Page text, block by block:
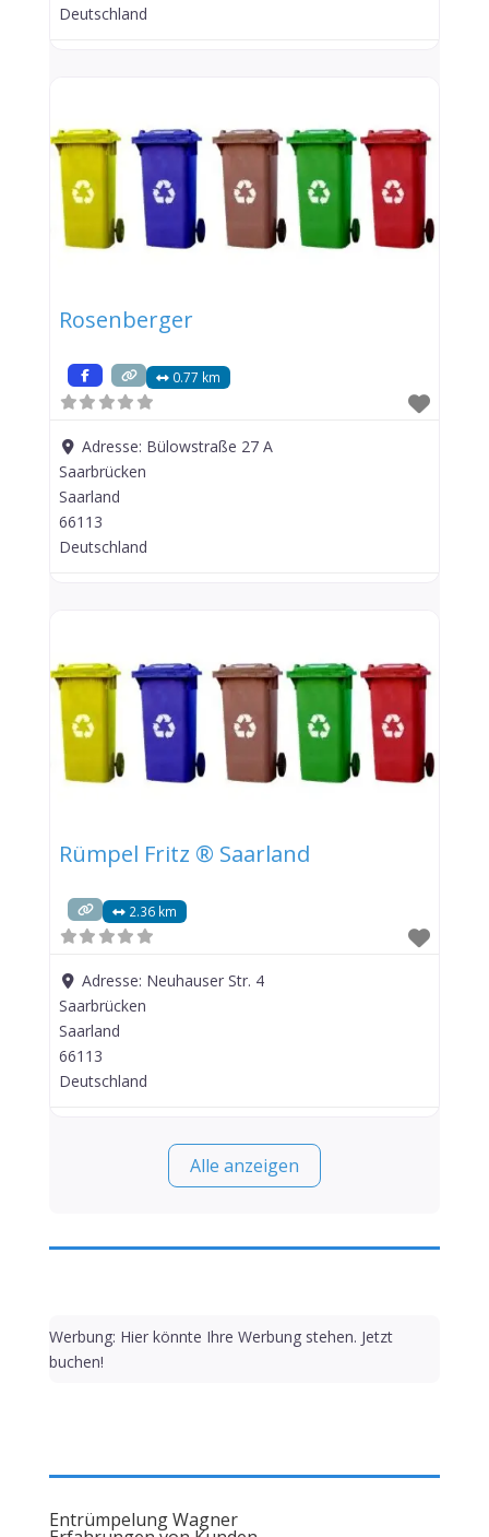
Deutschland
Rosenberger
0.77 km
Adresse: Bülowstraße 27 A
Saarbrücken
Saarland
66113
Deutschland
Rümpel Fritz ® Saarland
2.36 km
Adresse: Neuhauser Str. 4
Saarbrücken
Saarland
66113
Deutschland
Alle anzeigen
Werbung: Hier könnte Ihre Werbung stehen. Jetzt
buchen!
Entrümpelung Wagner